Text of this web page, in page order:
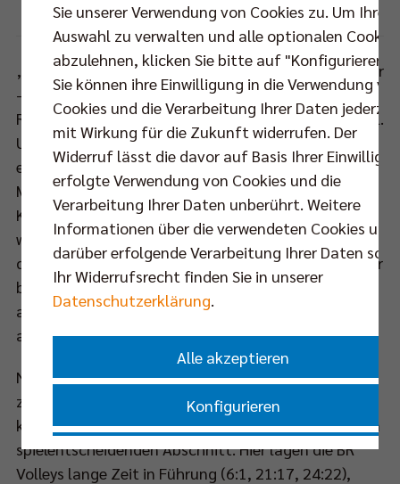
Foto: Jürgen Sabarz, Moers
„Es war kein einfacher Abend für uns. Der Gegner war
– wie so oft gegen uns – sehr stark und die
Rahmenbedingungen waren alles andere als optimal.
Umso besser, dass wir dieses Match für uns
entscheiden konnten“, fasste BR Volleys Coach
Mark Lebedew die 57. Auflage des Bundesliga-
Klassikers zusammen. Für Lebedew und sein Team
war es der 14. Bundesligasieg in Folge. Damit führen
die Hauptstädter (28:0) die Tabelle weiterhin mit vier
bzw. sechs Punkten Vorsprung vor der Konkurrenz
aus Unterhaching (22:4) und Friedrichshafen (22:6)
an.
Nachdem die Berliner den ersten und Moers den
zweiten Satz jeweils relativ deutlich gewinnen
konnten, entwickelte sich der dritte Durchgang zum
spielentscheidenden Abschnitt. Hier lagen die BR
Volleys lange Zeit in Führung (6:1, 21:17, 24:22),
Sie unserer Verwendung von Cookies zu. Um Ihre
Auswahl zu verwalten und alle optionalen Cookies
abzulehnen, klicken Sie bitte auf "Konfigurieren".
Sie können ihre Einwilligung in die Verwendung
Cookies und die Verarbeitung Ihrer Daten
mit Wirkung für die Zukunft widerrufen. Der
Widerruf lässt die davor auf Basis Ihrer
erfolgte Verwendung von Cookies und die
Verarbeitung Ihrer Daten unberührt. Weitere
Informationen über die verwendeten Cookies und
darüber erfolgende Verarbeitung Ihrer Daten
Ihr Widerrufsrecht finden Sie in unserer
Datenschutzerklärung.
Alle akzeptieren
Konfigurieren
Nur essenzielle Cookies akzeptieren